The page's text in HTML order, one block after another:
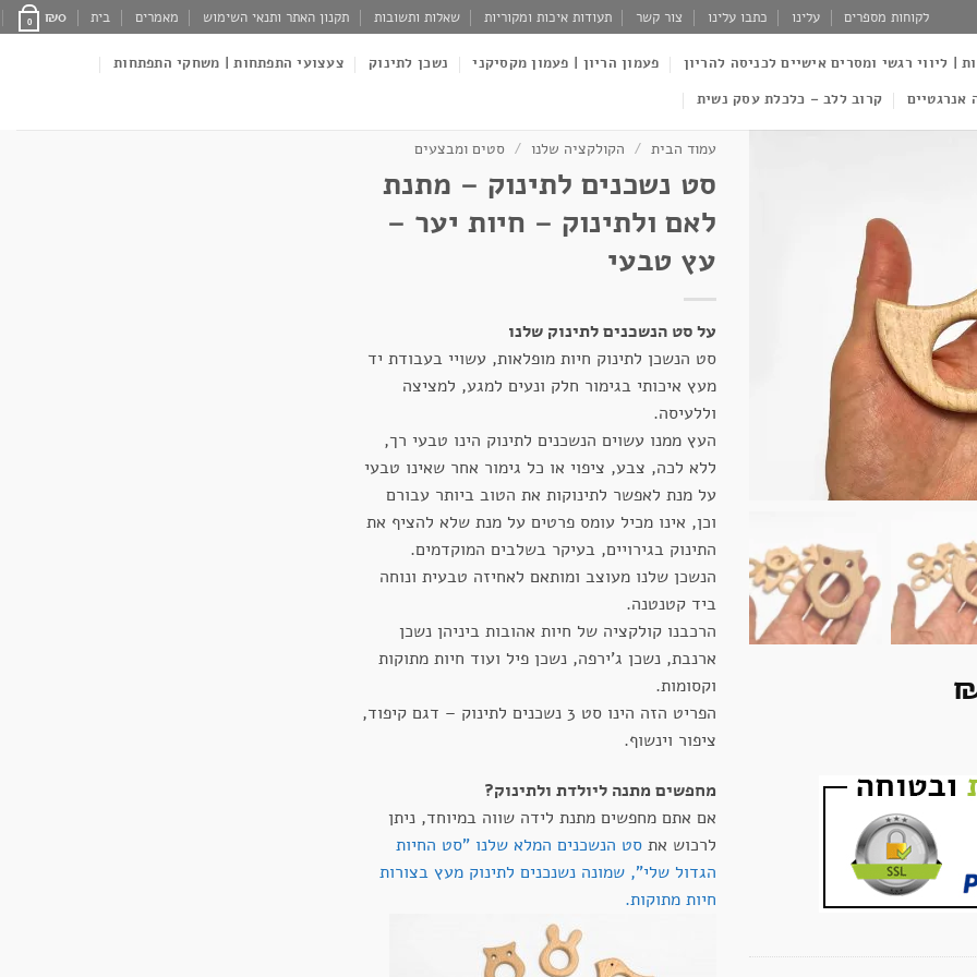
לקוחות מספרים עלינו כתבו עלינו צור קשר תעודות איכות ומקוריות שאלות ותשובות תקנון האתר ותנאי השימוש מאמרים בית ₪0
0
| ליווי רגשי ומסרים אישיים לכניסה להריון פעמון הריון | פעמון מקסיקני נשכן לתינוק
צעצועי התפתחות | משחקי התפתחות
אנרגטיים קרוב ללב – כלכלת עסק נשית
₪48.
עמוד הבית / הקולקציה שלנו / סטים ומבצעים
סט נשכנים לתינוק – מתנת
לאם ולתינוק – חיות יער –
עץ טבעי
על סט הנשכנים לתינוק שלנו
סט הנשכן לתינוק חיות מופלאות, עשויי בעבודת יד
מעץ איכותי בגימור חלק ונעים למגע, למציצה
וללעיסה.
העץ ממנו עשוים הנשכנים לתינוק הינו טבעי רך,
ללא לכה, צבע, ציפוי או כל גימור אחר שאינו טבעי
על מנת לאפשר לתינוקות את הטוב ביותר עבורם
וכן, אינו מכיל עומס פרטים על מנת שלא להציף את
התינוק בגירויים, בעיקר בשלבים המוקדמים.
הנשכן שלנו מעוצב ומותאם לאחיזה טבעית ונוחה
ביד קטנטנה.
הרכבנו קולקציה של חיות אהובות ביניהן נשכן
ארנבת, נשכן ג'ירפה, נשכן פיל ועוד חיות מתוקות
וקסומות.
הפריט הזה הינו סט 3 נשכנים לתינוק – דגם קיפוד,
ציפור וינשוף.
מחפשים מתנה ליולדת ולתינוק?
אם אתם מחפשים מתנת לידה שווה במיוחד, ניתן
לרכוש את סט הנשכנים המלא שלנו "סט החיות
הגדול שלי", שמונה נשנכנים לתינוק מעץ בצורות
חיות מתוקות.